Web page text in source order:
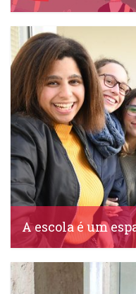
IDS, 14 Setembro, 2020
A escola é um
IDS, 23 Maio, 2020